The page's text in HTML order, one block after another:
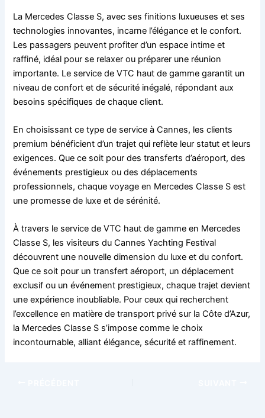
La Mercedes Classe S, avec ses finitions luxueuses et ses
technologies innovantes, incarne l’élégance et le confort.
Les passagers peuvent profiter d’un espace intime et
raffiné, idéal pour se relaxer ou préparer une réunion
importante. Le service de VTC haut de gamme garantit un
niveau de confort et de sécurité inégalé, répondant aux
besoins spécifiques de chaque client.
En choisissant ce type de service à Cannes, les clients
premium bénéficient d’un trajet qui reflète leur statut et leurs
exigences. Que ce soit pour des transferts d’aéroport, des
événements prestigieux ou des déplacements
professionnels, chaque voyage en Mercedes Classe S est
une promesse de luxe et de sérénité.
À travers le service de VTC haut de gamme en Mercedes
Classe S, les visiteurs du Cannes Yachting Festival
découvrent une nouvelle dimension du luxe et du confort.
Que ce soit pour un transfert aéroport, un déplacement
exclusif ou un événement prestigieux, chaque trajet devient
une expérience inoubliable. Pour ceux qui recherchent
l’excellence en matière de transport privé sur la Côte d’Azur,
la Mercedes Classe S s’impose comme le choix
incontournable, alliant élégance, sécurité et raffinement.